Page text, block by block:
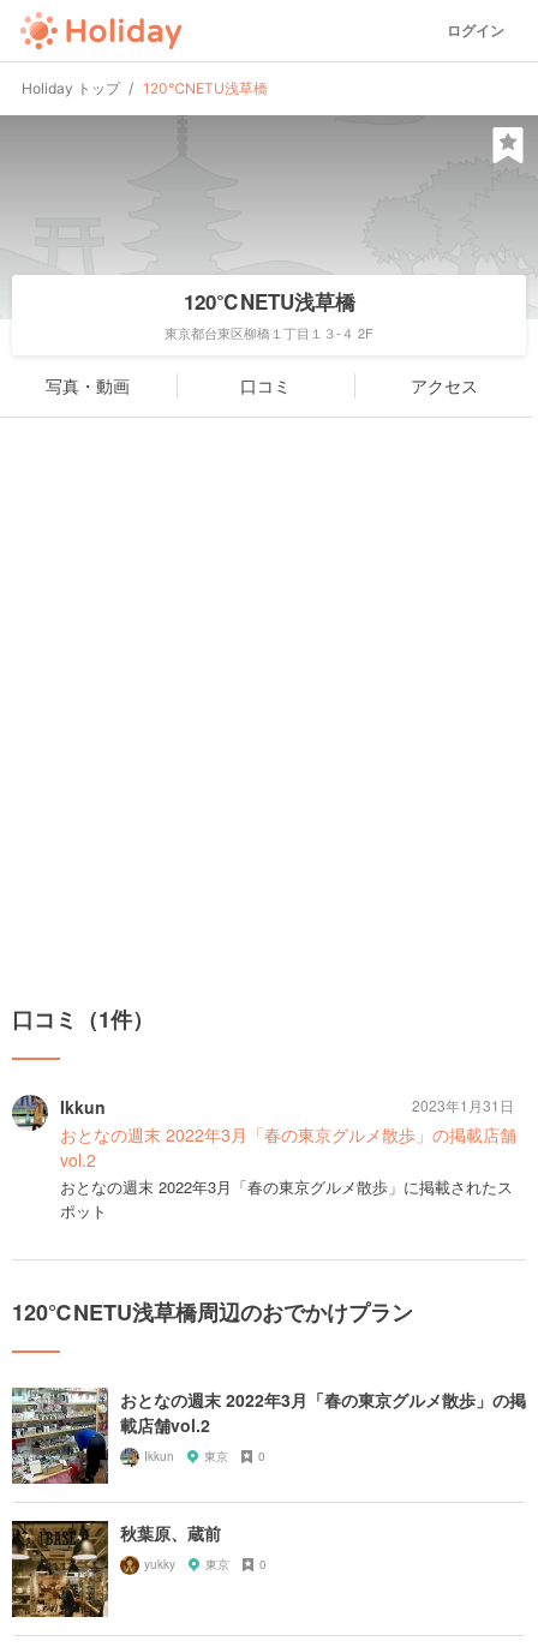
ログイン
Holiday トップ 120℃NETU浅草橋
120℃NETU浅草橋
東京都台東区柳橋１丁目１３-４ 2F
写真・動画 口コミ アクセス
口コミ（1件）
Ikkun
おとなの週末 2022年3月「春の東京グルメ散歩」の掲載店舗
vol.2
おとなの週末 2022年3月「春の東京グルメ散歩」に掲載されたス
ポット
2023年1月31日
120℃NETU浅草橋周辺のおでかけプラン
おとなの週末 2022年3月「春の東京グルメ散歩」の掲
載店舗vol.2
Ikkun 東京 0
秋葉原、蔵前
yukky 東京 0